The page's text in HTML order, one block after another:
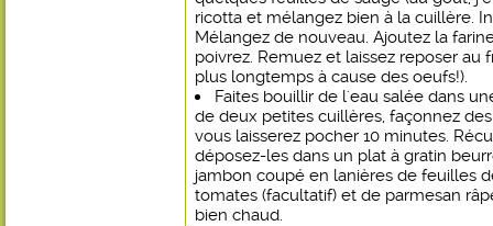
ricotta et mélangez bien à la cuillère.
Mélangez de nouveau. Ajoutez la
poivrez. Remuez et laissez reposer au
plus longtemps à cause des oeufs!).
Faites bouillir de l'eau salée dans
de deux petites cuillères, façonnez
vous laisserez pocher 10 minutes.
déposez-les dans un plat à gratin
jambon coupé en lanières de feuilles
tomates (facultatif) et de parmesan
bien chaud.